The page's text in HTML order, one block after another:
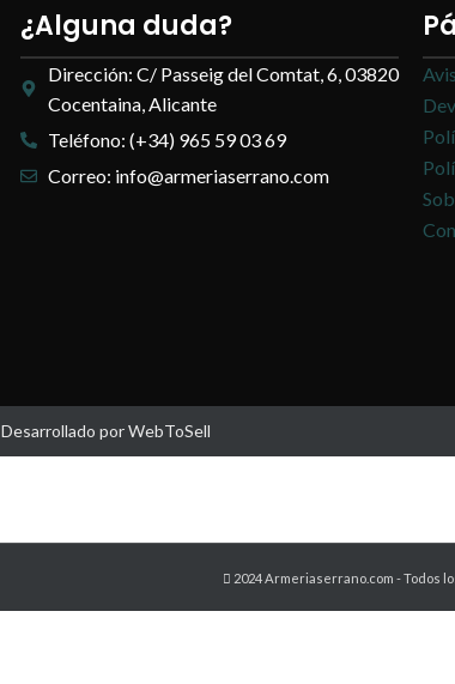
¿Alguna duda?
Dirección: C/ Passeig del Comtat, 6, 03820
Cocentaina, Alicante
Teléfono: (+34) 965 59 03 69
Correo: info@armeriaserrano.com
Desarrollado por WebToSell
2024 Armeriaserrano.com - Todos